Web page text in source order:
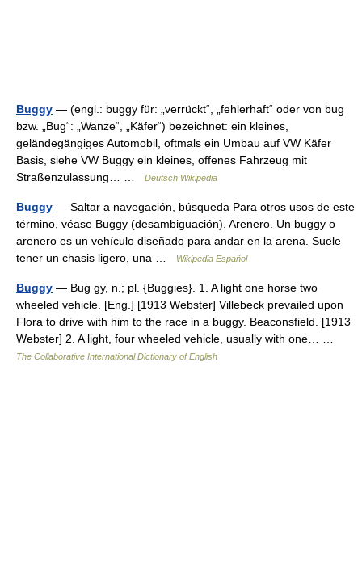
Buggy — (engl.: buggy für: „verrückt“, „fehlerhaft“ oder von bug
bzw. „Bug“: „Wanze“, „Käfer“) bezeichnet: ein kleines,
geländegängiges Automobil, oftmals ein Umbau auf VW Käfer
Basis, siehe VW Buggy ein kleines, offenes Fahrzeug mit
Straßenzulassung… …
Deutsch Wikipedia
Buggy — Saltar a navegación, búsqueda Para otros usos de este
término, véase Buggy (desambiguación). Arenero. Un buggy o
arenero es un vehículo diseñado para andar en la arena. Suele
tener un chasis ligero, una …
Wikipedia Español
Buggy — Bug gy, n.; pl. {Buggies}. 1. A light one horse two
wheeled vehicle. [Eng.] [1913 Webster] Villebeck prevailed upon
Flora to drive with him to the race in a buggy. Beaconsfield. [1913
Webster] 2. A light, four wheeled vehicle, usually with one… …
The Collaborative International Dictionary of English